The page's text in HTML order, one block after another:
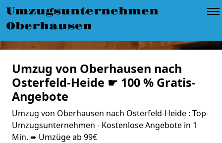
Umzugsunternehmen
Oberhausen
Umzug von Oberhausen nach
Osterfeld-Heide ☛ 100 % Gratis-
Angebote
Umzug von Oberhausen nach Osterfeld-Heide : Top-
Umzugsunternehmen - Kostenlose Angebote in 1
Min. ➨ Umzüge ab 99€